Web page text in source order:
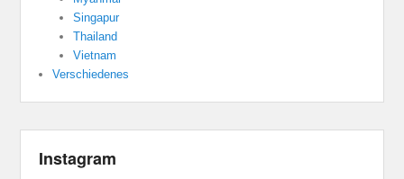
Singapur
Thailand
Vietnam
Verschiedenes
Instagram